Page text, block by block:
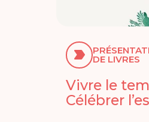
DE LIVRES
Vivre le
Célébrer